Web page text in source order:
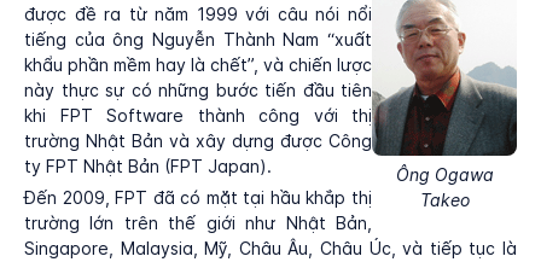
Ông Ogawa
Takeo
được đề ra từ năm 1999 với câu nói nổi
tiếng của ông Nguyễn Thành Nam “xuất
khẩu phần mềm hay là chết”, và chiến lược
này thực sự có những bước tiến đầu tiên
khi FPT Software thành công với thị
trường Nhật Bản và xây dựng được Công
ty FPT Nhật Bản (FPT Japan).
Đến 2009, FPT đã có mặt tại hầu khắp thị
trường lớn trên thế giới như Nhật Bản,
Singapore, Malaysia, Mỹ, Châu Âu, Châu Úc, và tiếp tục là